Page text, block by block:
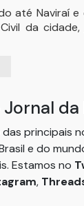
até Naviraí
da
da
principais
e do
Estamos no
,